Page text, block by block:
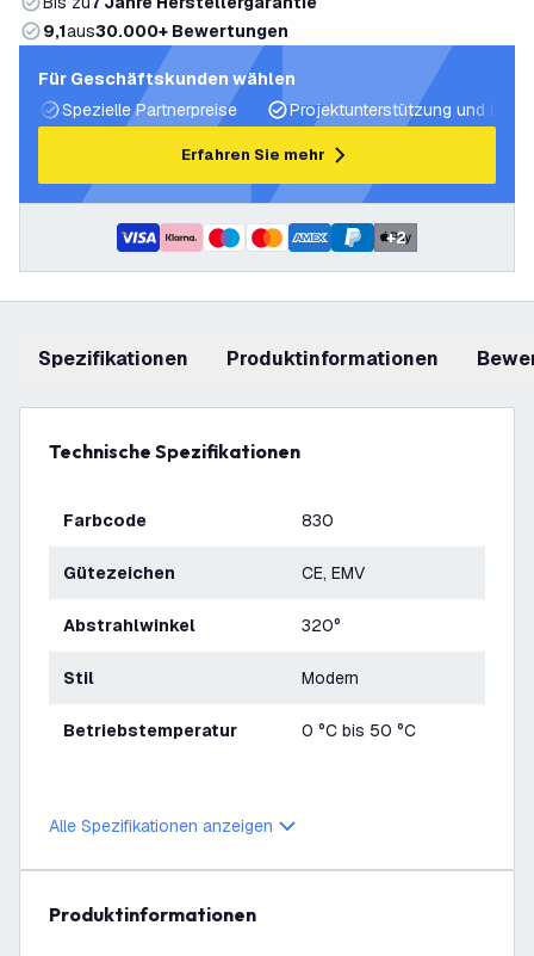
9,1aus30.000+ Bewertungen
Für Geschäftskunden wählen
Spezielle Partnerpreise
Projektunterstützung und
Erfahren Sie mehr
+2
Spezifikationen Produktinformationen
Technische Spezifikationen
Farbcode 830
Gütezeichen CE, EMV
Abstrahlwinkel 320°
Stil Modern
Betriebstemperatur 0 °C bis 50 °C
Alle Spezifikationen anzeigen
Produktinformationen